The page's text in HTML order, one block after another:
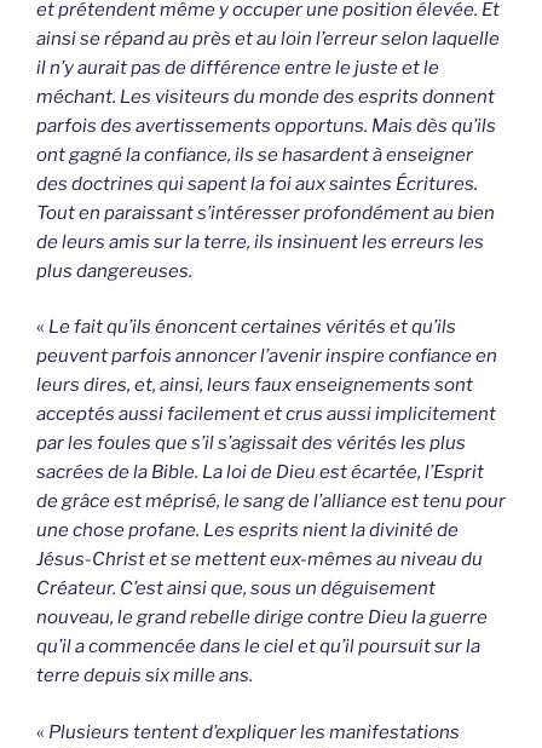
et prétendent même y occuper une position élevée. Et
ainsi se répand au près et au loin l’erreur selon laquelle
il n’y aurait pas de différence entre le juste et le
méchant. Les visiteurs du monde des esprits donnent
parfois des avertissements opportuns. Mais dès qu’ils
ont gagné la confiance, ils se hasardent à enseigner
des doctrines qui sapent la foi aux saintes Écritures.
Tout en paraissant s’intéresser profondément au bien
de leurs amis sur la terre, ils insinuent les erreurs les
plus dangereuses.
« Le fait qu’ils énoncent certaines vérités et qu’ils
peuvent parfois annoncer l’avenir inspire confiance en
leurs dires, et, ainsi, leurs faux enseignements sont
acceptés aussi facilement et crus aussi implicitement
par les foules que s’il s’agissait des vérités les plus
sacrées de la Bible. La loi de Dieu est écartée, l’Esprit
de grâce est méprisé, le sang de l’alliance est tenu pour
une chose profane. Les esprits nient la divinité de
Jésus-Christ et se mettent eux-mêmes au niveau du
Créateur. C’est ainsi que, sous un déguisement
nouveau, le grand rebelle dirige contre Dieu la guerre
qu’il a commencée dans le ciel et qu’il poursuit sur la
terre depuis six mille ans.
« Plusieurs tentent d’expliquer les manifestations